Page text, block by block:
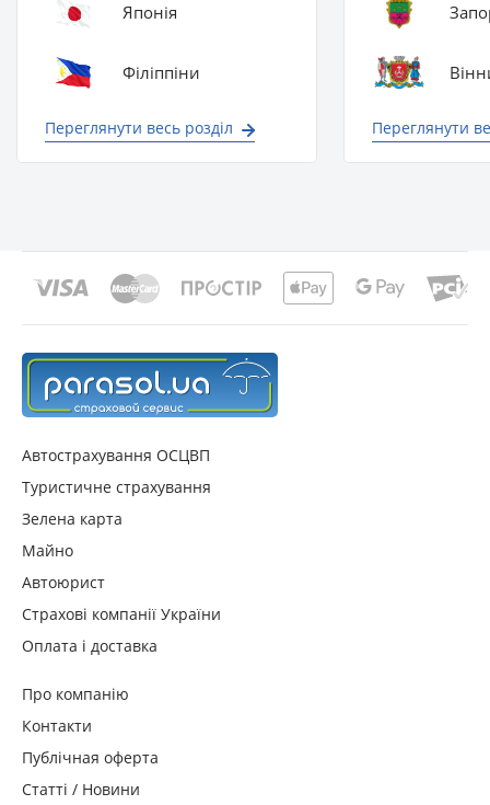
Японія
Філіппіни
Переглянути весь розділ Переглянути
Автострахування ОСЦВП
Туристичне страхування
Зелена карта
Майно
Автоюрист
Страхові компанії України
Оплата і доставка
Про компанію
Контакти
Публічная оферта
Статті / Новини